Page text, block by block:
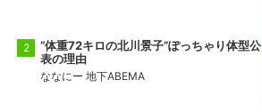
“体重72キロの北川景子”ぽっちゃり体型公
表の理由
ななにー 地下ABEMA